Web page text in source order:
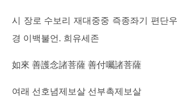
시 장로 수보리 재대중중 즉종좌기 편단
경 이백불언. 희유세존
如來 善護念諸菩薩 善付囑諸菩薩
여래 선호념제보살 선부촉제보살